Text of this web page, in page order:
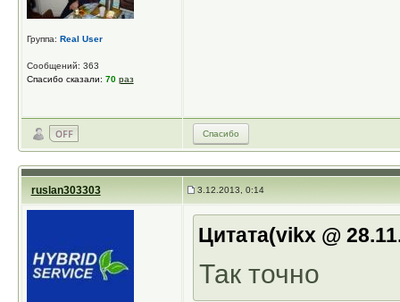
Группа: Real User
Сообщений: 363
Спасибо сказали: 70 раз
Спасибо
ruslan303303 3.12.2013, 0:14
Цитата(vikx @
Так точно